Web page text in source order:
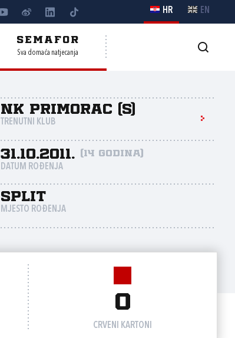
HR EN
SEMAFOR
Sva domaća natjecanja
NK Primorac (S)
TRENUTNI KLUB
31.10.2011. (14 godina)
DATUM ROĐENJA
Split
MJESTO ROĐENJA
0
CRVENI KARTONI